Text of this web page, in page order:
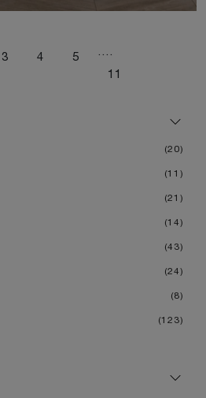
20
11
21
14
43
24
8
123
3 4 5
11